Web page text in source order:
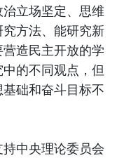
立场坚定、思维
方法、能研究新
造民主开放的学
的不同观点，但
础和奋斗目标不
中央理论委员会